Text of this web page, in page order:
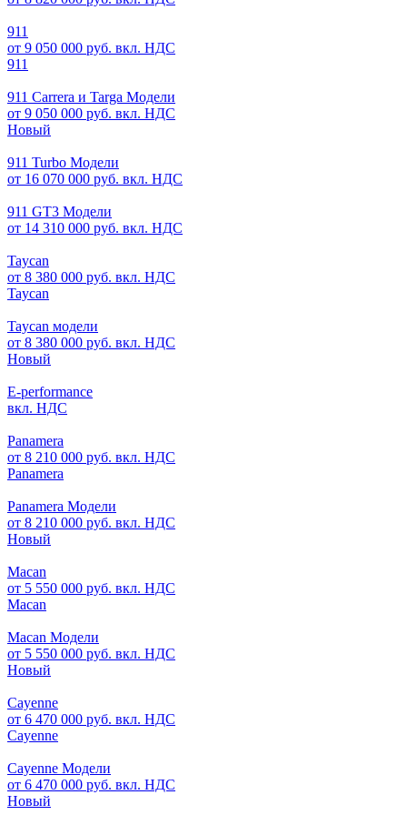
911
от 9 050 000 руб. вкл. НДС
911
911 Carrera и Targa Модели
от 9 050 000 руб. вкл. НДС
Новый
911 Turbo Модели
от 16 070 000 руб. вкл. НДС
911 GT3 Модели
от 14 310 000 руб. вкл. НДС
Taycan
от 8 380 000 руб. вкл. НДС
Taycan
Taycan модели
от 8 380 000 руб. вкл. НДС
Новый
E-performance
вкл. НДС
Panamera
от 8 210 000 руб. вкл. НДС
Panamera
Panamera Модели
от 8 210 000 руб. вкл. НДС
Новый
Macan
от 5 550 000 руб. вкл. НДС
Macan
Macan Модели
от 5 550 000 руб. вкл. НДС
Новый
Cayenne
от 6 470 000 руб. вкл. НДС
Cayenne
Cayenne Модели
от 6 470 000 руб. вкл. НДС
Новый